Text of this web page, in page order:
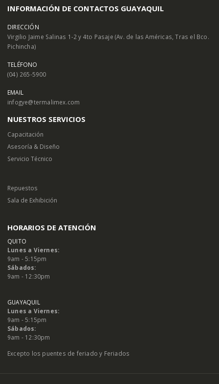
INFORMACIÓN DE CONTACTOS GUAYAQUIL
DIRECCIÓN
Virgilio Jaime Salinas 1-2 y 4to Pasaje (Av. de las Américas, Tras el Bco.
Pichincha)
TELÉFONO
(04) 265-5900
EMAIL
infogye@termalimex.com
NUESTROS SERVICIOS
Capacitación
Asesoría & Diseño
Servicio Técnico
Repuestos
Sala de Exhibición
HORARIOS DE ATENCIÓN
QUITO
Lunes a Viernes:
9am - 5:15pm
Sábados:
9am - 12:30pm
GUAYAQUIL
Lunes a Viernes:
9am - 5:15pm
Sábados:
9am - 12:30pm
Excepto los puentes de feriado y Feriados